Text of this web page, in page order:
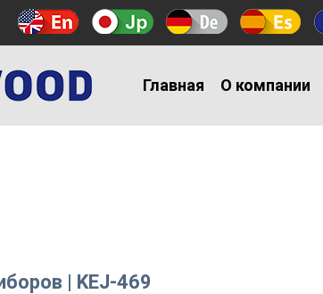
Главная О компании
| KEJ-469